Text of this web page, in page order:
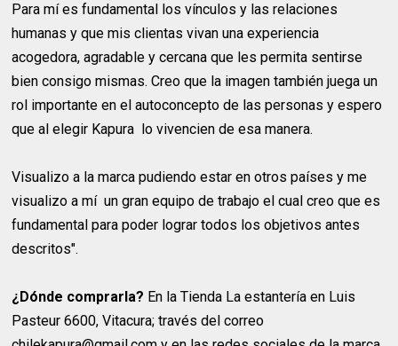
Para mí es fundamental los vínculos y las relaciones
humanas y que mis clientas vivan una experiencia
acogedora, agradable y cercana que les permita sentirse
bien consigo mismas. Creo que la imagen también juega un
rol importante en el autoconcepto de las personas y espero
que al elegir Kapura lo vivencien de esa manera.
Visualizo a la marca pudiendo estar en otros países y me
visualizo a mí un gran equipo de trabajo el cual creo que es
fundamental para poder lograr todos los objetivos antes
descritos".
¿Dónde comprarla? En la Tienda La estantería en Luis
Pasteur 6600, Vitacura; través del correo